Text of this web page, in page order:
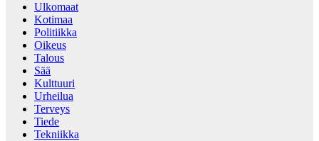
Ulkomaat
Kotimaa
Politiikka
Oikeus
Talous
Sää
Kulttuuri
Urheilua
Terveys
Tiede
Tekniikka